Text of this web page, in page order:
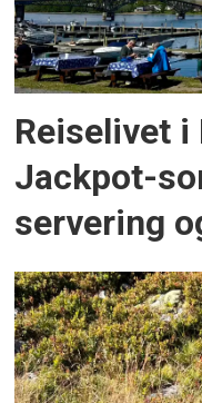
Reiselivet i
Jackpot-
servering